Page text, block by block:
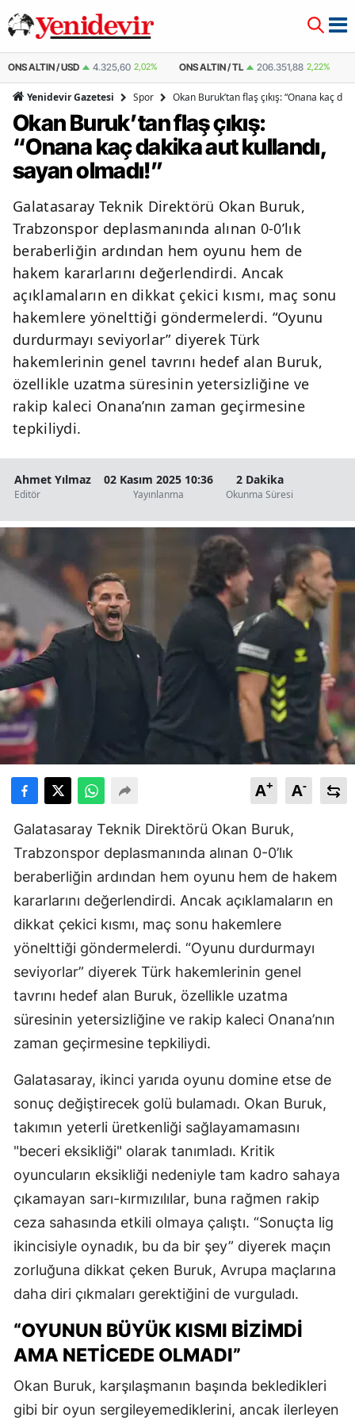
ALTIN / USD 4.325,60 2,02% ONS ALTIN / TL 206.351,88 2,22%
Yenidevir Gazetesi Spor Okan Buruk’tan flaş çıkış: “Onana kaç
Okan Buruk’tan flaş çıkış:
“Onana kaç dakika aut kullandı,
sayan olmadı!”
Galatasaray Teknik Direktörü Okan Buruk,
Trabzonspor deplasmanında alınan 0-0’lık
beraberliğin ardından hem oyunu hem de
hakem kararlarını değerlendirdi. Ancak
açıklamaların en dikkat çekici kısmı, maç sonu
hakemlere yönelttiği göndermelerdi. “Oyunu
durdurmayı seviyorlar” diyerek Türk
hakemlerinin genel tavrını hedef alan Buruk,
özellikle uzatma süresinin yetersizliğine ve
rakip kaleci Onana’nın zaman geçirmesine
tepkiliydi.
Ahmet Yılmaz
Editör
02 Kasım 2025 10:36
Yayınlanma
2 Dakika
Okunma Süresi
A+ A-
Galatasaray Teknik Direktörü Okan Buruk,
Trabzonspor deplasmanında alınan 0-0’lık
beraberliğin ardından hem oyunu hem de hakem
kararlarını değerlendirdi. Ancak açıklamaların en
dikkat çekici kısmı, maç sonu hakemlere
yönelttiği göndermelerdi. “Oyunu durdurmayı
seviyorlar” diyerek Türk hakemlerinin genel
tavrını hedef alan Buruk, özellikle uzatma
süresinin yetersizliğine ve rakip kaleci Onana’nın
zaman geçirmesine tepkiliydi.
Galatasaray, ikinci yarıda oyunu domine etse de
sonuç değiştirecek golü bulamadı. Okan Buruk,
takımın yeterli üretkenliği sağlayamamasını
"beceri eksikliği" olarak tanımladı. Kritik
oyuncuların eksikliği nedeniyle tam kadro sahaya
çıkamayan sarı-kırmızılılar, buna rağmen rakip
ceza sahasında etkili olmaya çalıştı. “Sonuçta lig
ikincisiyle oynadık, bu da bir şey” diyerek maçın
zorluğuna dikkat çeken Buruk, Avrupa maçlarına
daha diri çıkmaları gerektiğini de vurguladı.
“OYUNUN BÜYÜK KISMI BIZIMDI
AMA NETICEDE OLMADI”
Okan Buruk, karşılaşmanın başında bekledikleri
gibi bir oyun sergileyemediklerini, ancak ilerleyen